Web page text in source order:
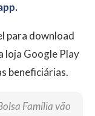
para download
loja Google Play
beneficiárias.
Família vão